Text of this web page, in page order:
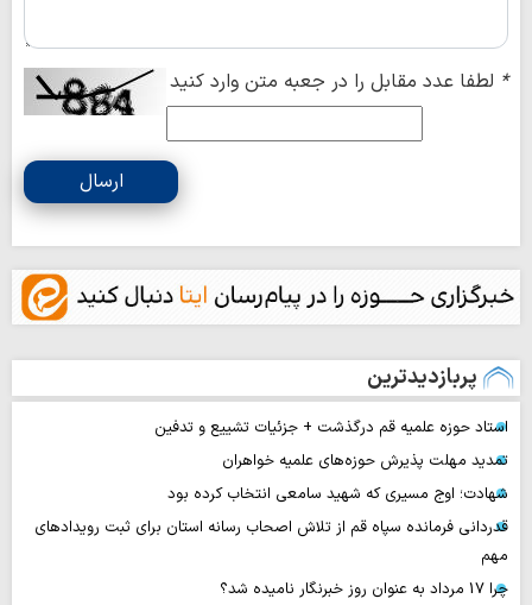
* لطفا عدد مقابل را در جعبه متن وارد کنید
ارسال
پربازدیدترین
استاد حوزه علمیه قم درگذشت + جزئیات تشییع و تدفین
تمدید مهلت پذیرش حوزه‌های علمیه خواهران
شهادت؛ اوج مسیری که شهید سامعی انتخاب کرده بود
قدردانی فرمانده سپاه قم از تلاش اصحاب رسانه استان برای ثبت رویدادهای
مهم
چرا 17 مرداد به عنوان روز خبرنگار نامیده شد؟